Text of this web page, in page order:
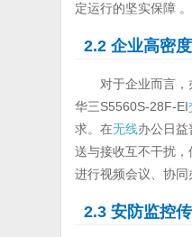
定运行的坚实保障 。
2.2 企业高密
对于企业而言
华三S5560S-28F-EI
求。在无线办公日
送与接收互不干扰
进行视频会议、协同
2.3 安防监控